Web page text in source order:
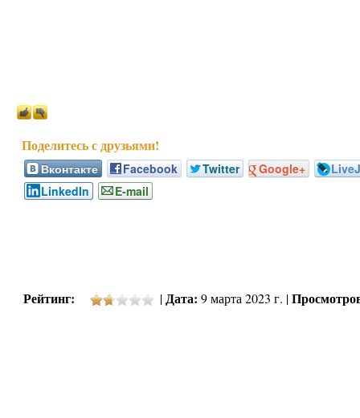
Вконтакте Facebook Twitter Google+
LinkedIn
E-mail
Рейтинг: | Дата: 9 марта 2023 г. |